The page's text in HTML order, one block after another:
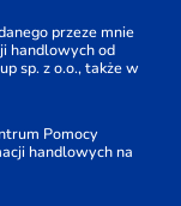
przeze mnie
handlowych od
sp. z o.o., także w
Pomocy
handlowych na